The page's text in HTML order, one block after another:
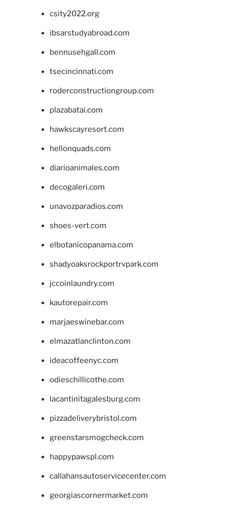
csity2022.org
ibsarstudyabroad.com
bennusehgall.com
tsecincinnati.com
roderconstructiongroup.com
plazabatai.com
hawkscayresort.com
hellonquads.com
diarioanimales.com
decogaleri.com
unavozparadios.com
shoes-vert.com
elbotanicopanama.com
shadyoaksrockportrvpark.com
jccoinlaundry.com
kautorepair.com
marjaeswinebar.com
elmazatlanclinton.com
ideacoffeenyc.com
odieschillicothe.com
lacantinitagalesburg.com
pizzadeliverybristol.com
greenstarsmogcheck.com
happypawspl.com
callahansautoservicecenter.com
georgiascornermarket.com